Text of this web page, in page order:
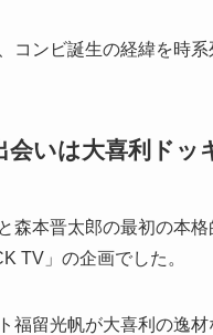
コンビ誕生の経緯を時系
会いは大喜利ドッ
森本晋太郎の最初の本
TV」の企画でした。
ト福留光帆が大喜利の逸